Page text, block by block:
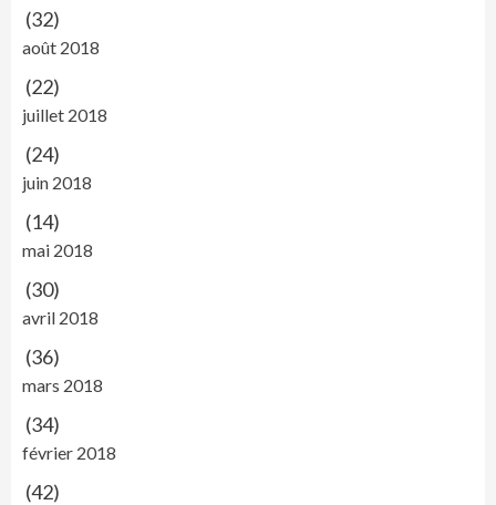
(32)
août 2018
(22)
juillet 2018
(24)
juin 2018
(14)
mai 2018
(30)
avril 2018
(36)
mars 2018
(34)
février 2018
(42)